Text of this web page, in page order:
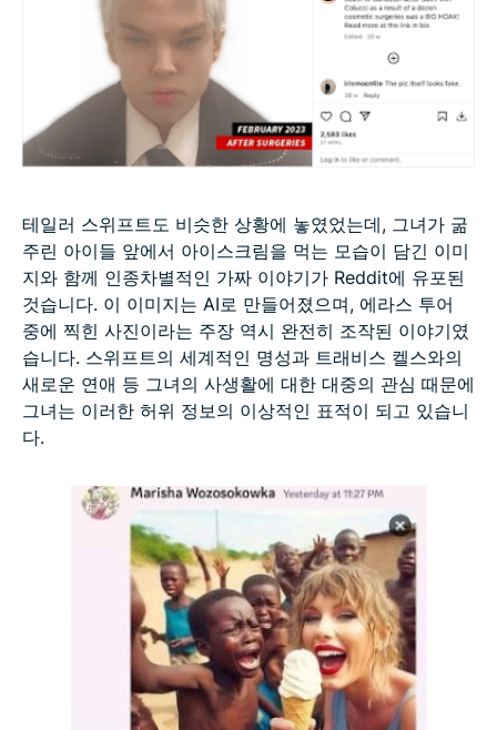
테일러 스위프트도 비슷한 상황에 놓였었는데, 그녀가 굶
주린 아이들 앞에서 아이스크림을 먹는 모습이 담긴 이미
지와 함께 인종차별적인 가짜 이야기가 Reddit에 유포된
것습니다. 이 이미지는 AI로 만들어졌으며, 에라스 투어
중에 찍힌 사진이라는 주장 역시 완전히 조작된 이야기였
습니다. 스위프트의 세계적인 명성과 트래비스 켈스와의
새로운 연애 등 그녀의 사생활에 대한 대중의 관심 때문에
그녀는 이러한 허위 정보의 이상적인 표적이 되고 있습니
다.